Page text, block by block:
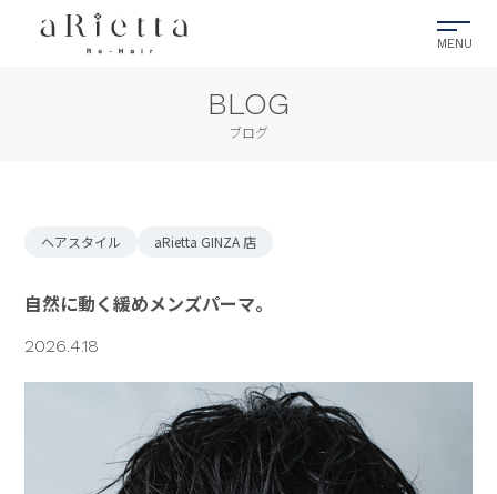
BLOG
ブログ
ヘアスタイル aRietta GINZA 店
自然に動く緩めメンズパーマ。
2026.4.18